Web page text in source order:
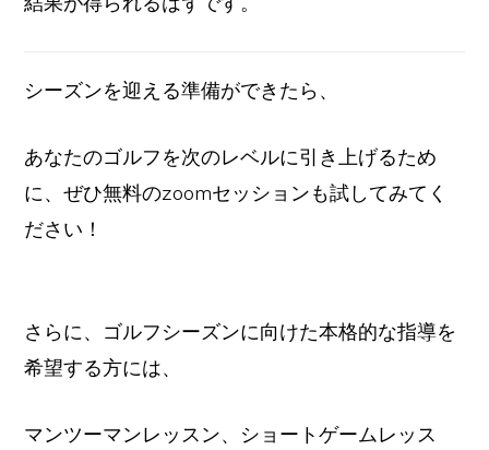
シーズンを迎える準備ができたら、
あなたのゴルフを次のレベルに引き上げるため
に、ぜひ無料のzoomセッションも試してみてく
ださい！
さらに、ゴルフシーズンに向けた本格的な指導を
希望する方には、
マンツーマンレッスン、ショートゲームレッス